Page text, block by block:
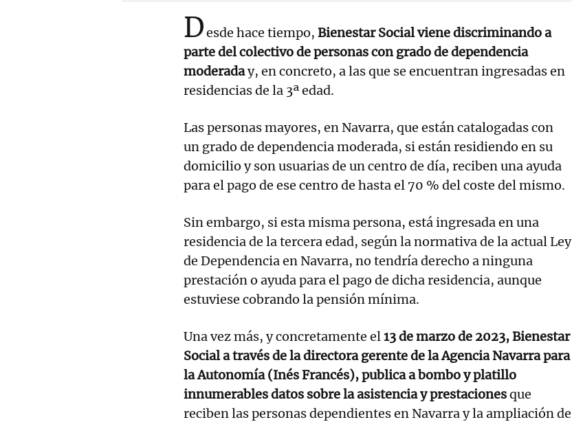
Desde hace tiempo, Bienestar Social viene discriminando a
parte del colectivo de personas con grado de dependencia
moderaday, en concreto, a las que se encuentran ingresadas en
residencias de la 3ª edad.
Las personas mayores, en Navarra, que están catalogadas con
un grado de dependencia moderada, si están residiendo en su
domicilio y son usuarias de un centro de día, reciben una ayuda
para el pago de ese centro de hasta el 70 % del coste del mismo.
Sin embargo, si esta misma persona, está ingresada en una
residencia de la tercera edad, según la normativa de la actual Ley
de Dependencia en Navarra, no tendría derecho a ninguna
prestación o ayuda para el pago de dicha residencia, aunque
estuviese cobrando la pensión mínima.
Una vez más, y concretamente el13 de marzo de 2023, Bienestar
Social a través de la directora gerente de la Agencia Navarra para
la Autonomía (Inés Francés), publica a bombo y platillo
innumerables datos sobre la asistencia y prestacionesque
reciben las personas dependientes en Navarra y la ampliación de